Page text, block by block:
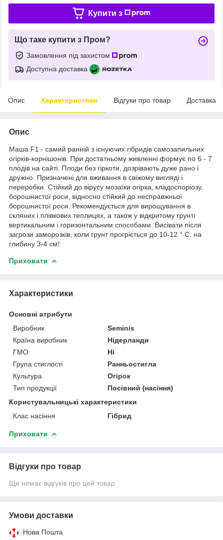
Купити з
Що таке купити з Пром?
Замовлення під захистом
Доступна доставка
Опис Характеристики Відгуки про товар Доставка
Опис
Маша F1 - самий ранній з існуючих гібридів самозапильних
огірків-корнішонів. При достатньому живленні формує по 6 - 7
плодів на сайті. Плоди без гіркоти, дозрівають дуже рано і
дружно. Призначені для вживання в свіжому вигляді і
переробки. Стійкий до вірусу мозаїки огірка, кладоспоріозу,
борошнистої роси, відносно стійкий до несправжньої
борошнистої роси. Рекомендується для вирощування в
скляних і плівкових теплицях, а також у відкритому грунті
вертикальним і горизонтальним способами. Висівати після
загрози заморозків, коли грунт прогріється до 10-12 ° С, на
глибину 3-4 см!
Приховати
Характеристики
Основні атрибути
Виробник
Seminis
Країна виробник
Нідерланди
ГМО
Ні
Група стиглості
Ранньостигла
Культура
Огірок
Тип продукції
Посівний (насіння)
Користувальницькі характеристики
Клас насіння
Гібрид
Приховати
Відгуки про товар
Ще немає відгуків про цей товар
Умови доставки
Нова Пошта